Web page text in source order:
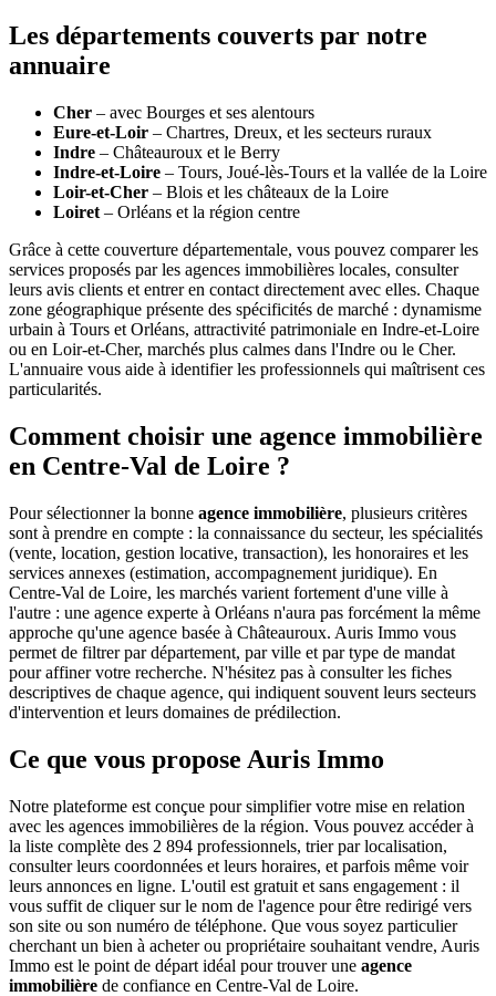
Les départements couverts par notre
annuaire
Cher – avec Bourges et ses alentours
Eure-et-Loir – Chartres, Dreux, et les secteurs ruraux
Indre – Châteauroux et le Berry
Indre-et-Loire – Tours, Joué-lès-Tours et la vallée de la Loire
Loir-et-Cher – Blois et les châteaux de la Loire
Loiret – Orléans et la région centre
Grâce à cette couverture départementale, vous pouvez comparer les
services proposés par les agences immobilières locales, consulter
leurs avis clients et entrer en contact directement avec elles. Chaque
zone géographique présente des spécificités de marché : dynamisme
urbain à Tours et Orléans, attractivité patrimoniale en Indre-et-Loire
ou en Loir-et-Cher, marchés plus calmes dans l'Indre ou le Cher.
L'annuaire vous aide à identifier les professionnels qui maîtrisent ces
particularités.
Comment choisir une agence immobilière
en Centre-Val de Loire ?
Pour sélectionner la bonne agence immobilière, plusieurs critères
sont à prendre en compte : la connaissance du secteur, les spécialités
(vente, location, gestion locative, transaction), les honoraires et les
services annexes (estimation, accompagnement juridique). En
Centre-Val de Loire, les marchés varient fortement d'une ville à
l'autre : une agence experte à Orléans n'aura pas forcément la même
approche qu'une agence basée à Châteauroux. Auris Immo vous
permet de filtrer par département, par ville et par type de mandat
pour affiner votre recherche. N'hésitez pas à consulter les fiches
descriptives de chaque agence, qui indiquent souvent leurs secteurs
d'intervention et leurs domaines de prédilection.
Ce que vous propose Auris Immo
Notre plateforme est conçue pour simplifier votre mise en relation
avec les agences immobilières de la région. Vous pouvez accéder à
la liste complète des 2 894 professionnels, trier par localisation,
consulter leurs coordonnées et leurs horaires, et parfois même voir
leurs annonces en ligne. L'outil est gratuit et sans engagement : il
vous suffit de cliquer sur le nom de l'agence pour être redirigé vers
son site ou son numéro de téléphone. Que vous soyez particulier
cherchant un bien à acheter ou propriétaire souhaitant vendre, Auris
Immo est le point de départ idéal pour trouver une agence
immobilière de confiance en Centre-Val de Loire.